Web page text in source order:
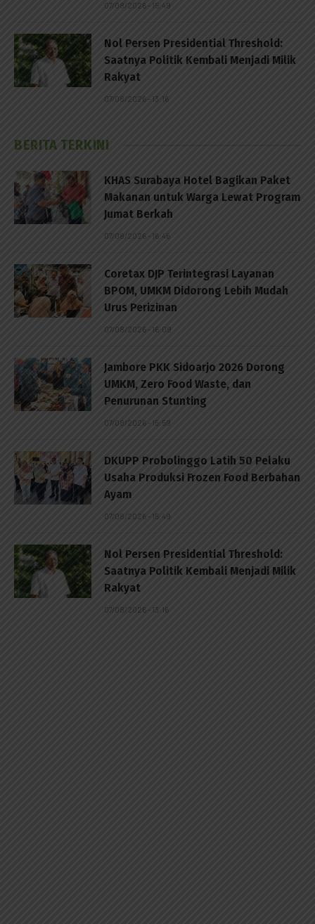
07/08/2026 - 15:49
Nol Persen Presidential Threshold:
Saatnya Politik Kembali Menjadi Milik
Rakyat
07/08/2026 - 13:16
BERITA TERKINI
KHAS Surabaya Hotel Bagikan Paket
Makanan untuk Warga Lewat Program
Jumat Berkah
07/08/2026 - 16:46
Coretax DJP Terintegrasi Layanan
BPOM, UMKM Didorong Lebih Mudah
Urus Perizinan
07/08/2026 - 16:09
Jambore PKK Sidoarjo 2026 Dorong
UMKM, Zero Food Waste, dan
Penurunan Stunting
07/08/2026 - 15:59
DKUPP Probolinggo Latih 50 Pelaku
Usaha Produksi Frozen Food Berbahan
Ayam
07/08/2026 - 15:49
Nol Persen Presidential Threshold:
Saatnya Politik Kembali Menjadi Milik
Rakyat
07/08/2026 - 13:16